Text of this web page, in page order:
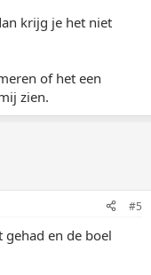
krijg je het niet
of het een
zien.
#5
en de boel